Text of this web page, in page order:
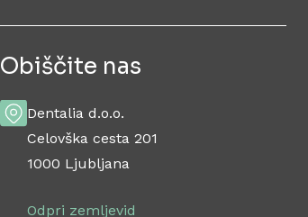
Obiščite nas
Dentalia d.o.o.
Celovška cesta 201
1000 Ljubljana
Odpri zemljevid